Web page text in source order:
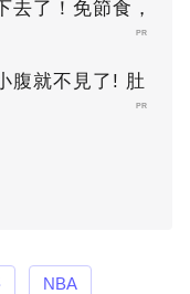
去了！免節食，
PR
腹就不見了! 肚
PR
NBA